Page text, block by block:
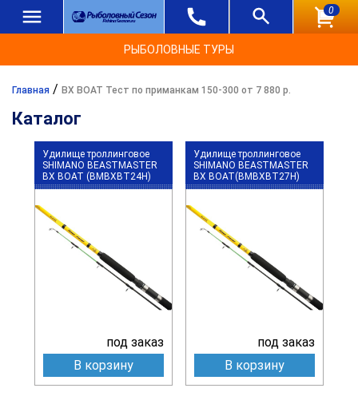
0
РЫБОЛОВНЫЕ ТУРЫ
Главная / BX BOAT Тест по приманкам 150-300 от 7 880 р.
Каталог
Удилище троллинговое
SHIMANO BEASTMASTER
BX BOAT (BMBXBT24H)
под заказ
В корзину
Удилище троллинговое
SHIMANO BEASTMASTER
BX BOAT(BMBXBT27H)
под заказ
В корзину